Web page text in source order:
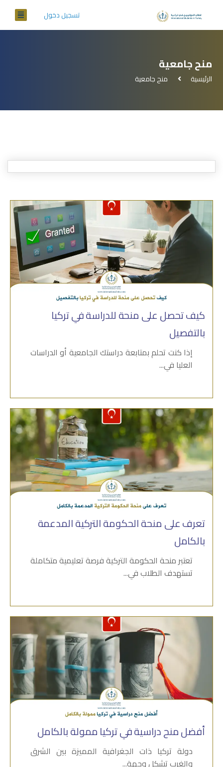
تسجيل دخول
منح جامعية
الرئيسية منح جامعية
كيف تحصل على منحة للدراسة في تركيا
بالتفصيل
إذا كنت تحلم بمتابعة دراستك الجامعية أو الدراسات
العليا في...
تعرف على منحة الحكومة التركية المدعمة
بالكامل
تعتبر منحة الحكومة التركية فرصة تعليمية متكاملة
تستهدف الطلاب في...
أفضل منح دراسية في تركيا ممولة بالكامل
دولة تركيا ذات الجغرافية المميزة بين الشرق
والغرب تشكل وجهة...